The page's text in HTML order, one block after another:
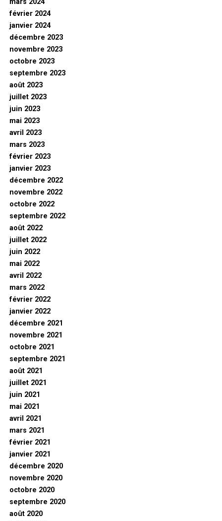
mars 2024
février 2024
janvier 2024
décembre 2023
novembre 2023
octobre 2023
septembre 2023
août 2023
juillet 2023
juin 2023
mai 2023
avril 2023
mars 2023
février 2023
janvier 2023
décembre 2022
novembre 2022
octobre 2022
septembre 2022
août 2022
juillet 2022
juin 2022
mai 2022
avril 2022
mars 2022
février 2022
janvier 2022
décembre 2021
novembre 2021
octobre 2021
septembre 2021
août 2021
juillet 2021
juin 2021
mai 2021
avril 2021
mars 2021
février 2021
janvier 2021
décembre 2020
novembre 2020
octobre 2020
septembre 2020
août 2020